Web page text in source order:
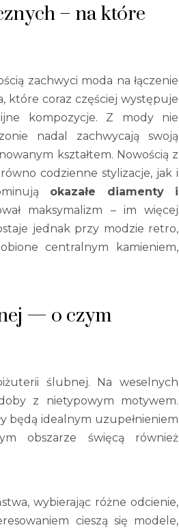
– na które
zachwyci moda na łączenie
które coraz częściej występuje
kompozycje. Z mody nie
nadal zachwycają swoją
kształtem. Nowością z
codzienne stylizacje, jak i
okazałe diamenty i
maksymalizm – im więcej
jednak przy modzie retro,
centralnym kamieniem,
— o czym
ślubnej. Na weselnych
z nietypowym motywem.
będą idealnym uzupełnieniem
obszarze święcą również
wybierając różne odcienie,
cieszą się modele,